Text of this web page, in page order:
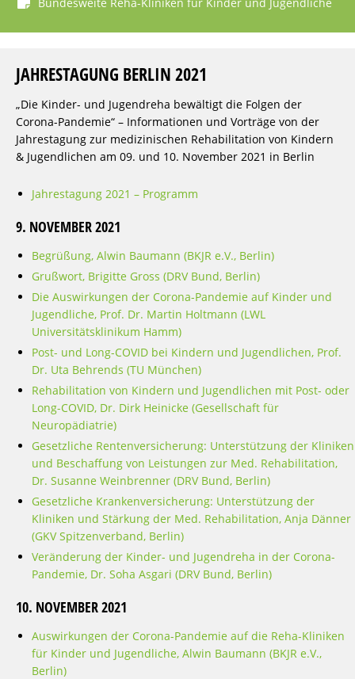
JAHRESTAGUNG BERLIN 2021
„Die Kinder- und Jugendreha bewältigt die Folgen der
Corona-Pandemie“ – Informationen und Vorträge von der
Jahrestagung zur medizinischen Rehabilitation von Kindern
& Jugendlichen am 09. und 10. November 2021 in Berlin
Jahrestagung 2021 – Programm
9. NOVEMBER 2021
Begrüßung, Alwin Baumann (BKJR e.V., Berlin)
Grußwort, Brigitte Gross (DRV Bund, Berlin)
Die Auswirkungen der Corona-Pandemie auf Kinder und
Jugendliche, Prof. Dr. Martin Holtmann (LWL
Universitätsklinikum Hamm)
Post- und Long-COVID bei Kindern und Jugendlichen, Prof.
Dr. Uta Behrends (TU München)
Rehabilitation von Kindern und Jugendlichen mit Post- oder
Long-COVID, Dr. Dirk Heinicke (Gesellschaft für
Neuropädiatrie)
Gesetzliche Rentenversicherung: Unterstützung der Kliniken
und Beschaffung von Leistungen zur Med. Rehabilitation,
Dr. Susanne Weinbrenner (DRV Bund, Berlin)
Gesetzliche Krankenversicherung: Unterstützung der
Kliniken und Stärkung der Med. Rehabilitation, Anja Dänner
(GKV Spitzenverband, Berlin)
Veränderung der Kinder- und Jugendreha in der Corona-
Pandemie, Dr. Soha Asgari (DRV Bund, Berlin)
10. NOVEMBER 2021
Auswirkungen der Corona-Pandemie auf die Reha-Kliniken
für Kinder und Jugendliche, Alwin Baumann (BKJR e.V.,
Berlin)